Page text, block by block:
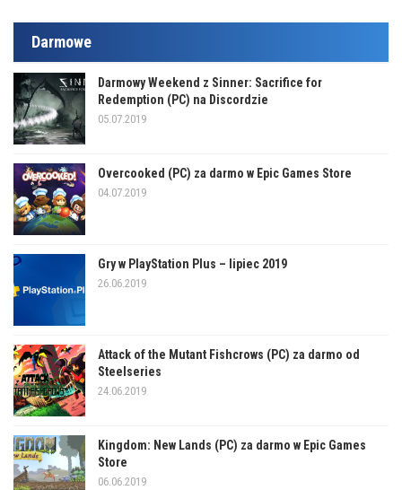
Darmowe
Darmowy Weekend z Sinner: Sacrifice for
Redemption (PC) na Discordzie
05.07.2019
Overcooked (PC) za darmo w Epic Games Store
04.07.2019
Gry w PlayStation Plus – lipiec 2019
26.06.2019
Attack of the Mutant Fishcrows (PC) za darmo od
Steelseries
24.06.2019
Kingdom: New Lands (PC) za darmo w Epic Games
Store
06.06.2019